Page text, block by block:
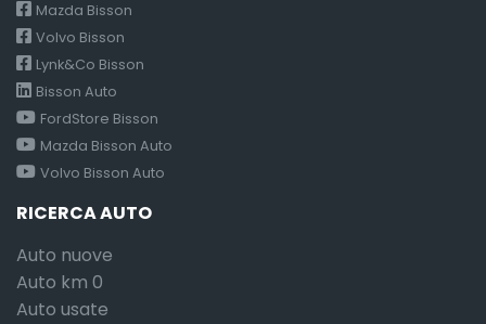
Mazda Bisson
Volvo Bisson
Lynk&Co Bisson
Bisson Auto
FordStore Bisson
Mazda Bisson Auto
Volvo Bisson Auto
RICERCA AUTO
Auto nuove
Auto km 0
Auto usate